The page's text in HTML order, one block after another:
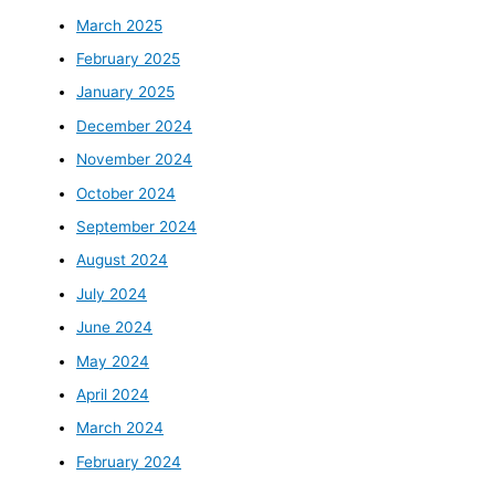
March 2025
February 2025
January 2025
December 2024
November 2024
October 2024
September 2024
August 2024
July 2024
June 2024
May 2024
April 2024
March 2024
February 2024